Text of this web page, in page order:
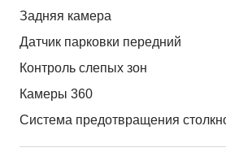
Задняя камера
Датчик парковки передний
Контроль слепых зон
Камеры 360
Система предотвращения